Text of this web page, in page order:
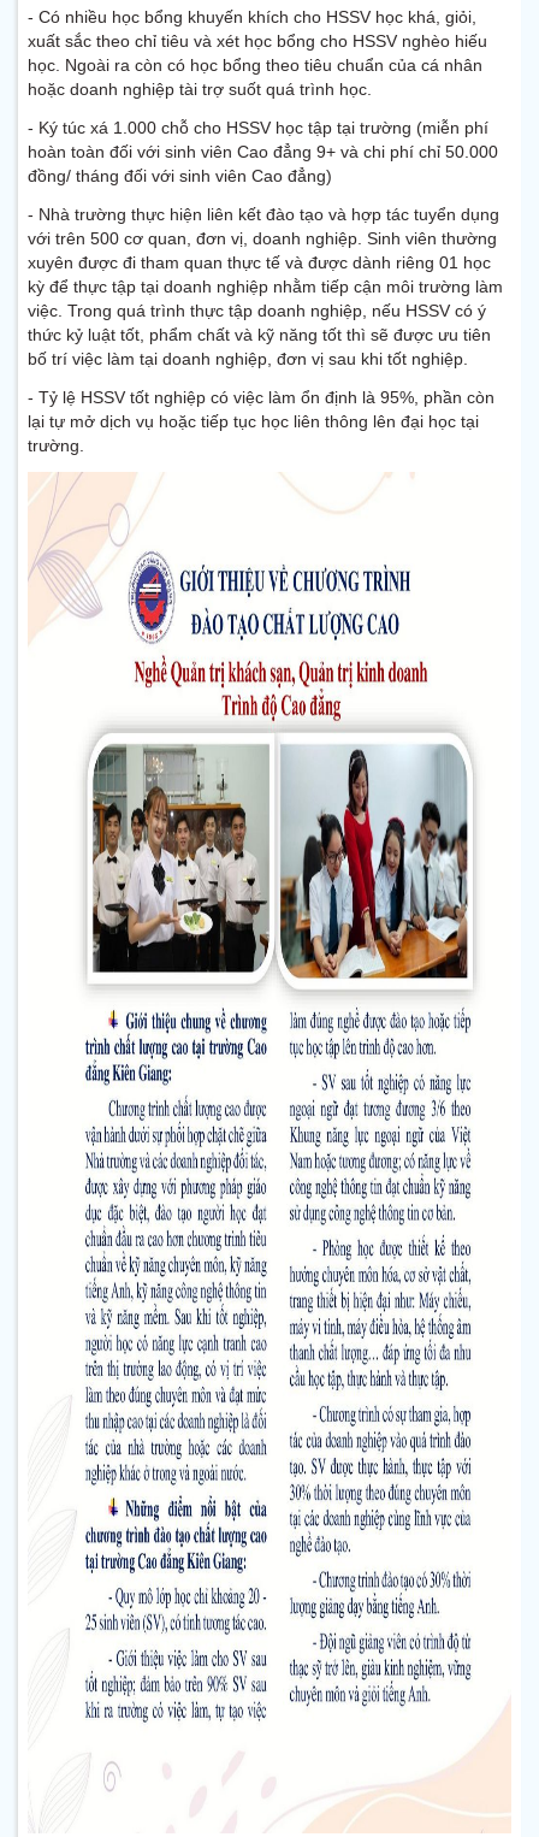
- Có nhiều học bổng khuyến khích cho HSSV học khá, giỏi,
xuất sắc theo chỉ tiêu và xét học bổng cho HSSV nghèo hiếu
học. Ngoài ra còn có học bổng theo tiêu chuẩn của cá nhân
hoặc doanh nghiệp tài trợ suốt quá trình học.
- Ký túc xá 1.000 chỗ cho HSSV học tập tại trường (miễn phí
hoàn toàn đối với sinh viên Cao đẳng 9+ và chi phí chỉ 50.000
đồng/ tháng đối với sinh viên Cao đẳng)
- Nhà trường thực hiện liên kết đào tạo và hợp tác tuyển dụng
với trên 500 cơ quan, đơn vị, doanh nghiệp. Sinh viên thường
xuyên được đi tham quan thực tế và được dành riêng 01 học
kỳ để thực tập tại doanh nghiệp nhằm tiếp cận môi trường làm
việc. Trong quá trình thực tập doanh nghiệp, nếu HSSV có ý
thức kỷ luật tốt, phẩm chất và kỹ năng tốt thì sẽ được ưu tiên
bố trí việc làm tại doanh nghiệp, đơn vị sau khi tốt nghiệp.
- Tỷ lệ HSSV tốt nghiệp có việc làm ổn định là 95%, phần còn
lại tự mở dịch vụ hoặc tiếp tục học liên thông lên đại học tại
trường.